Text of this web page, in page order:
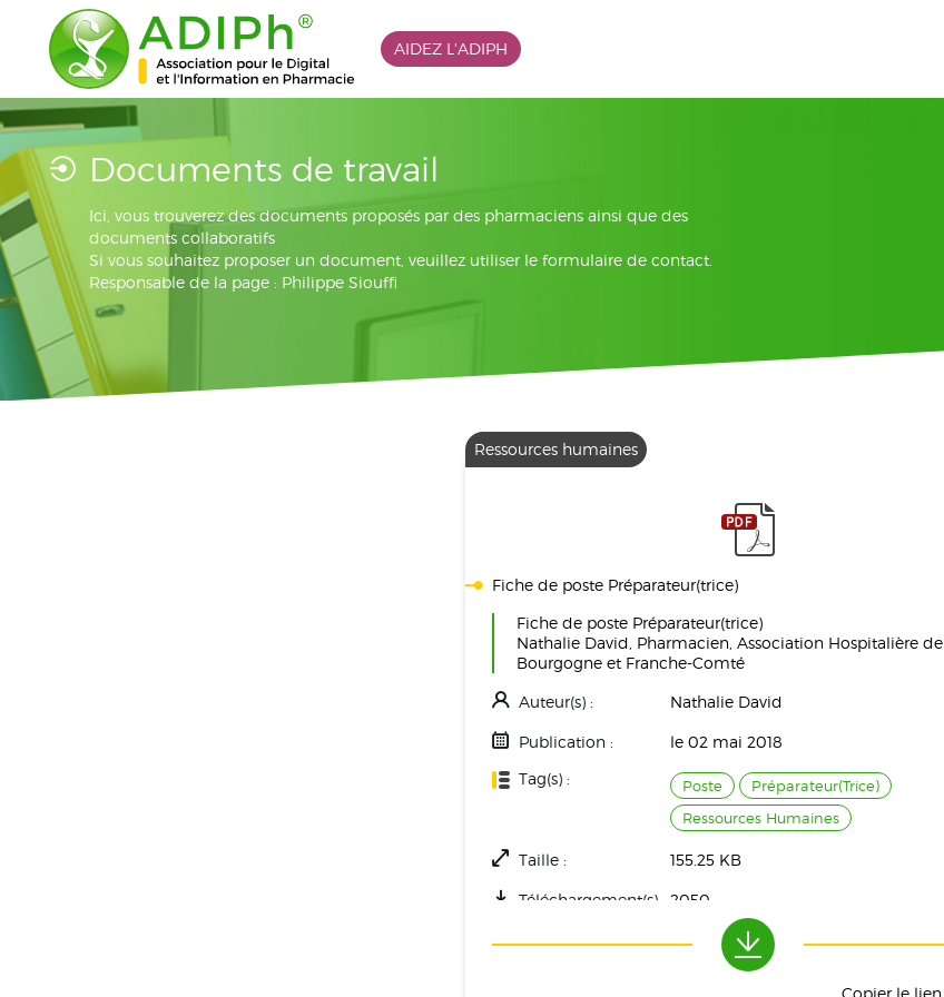
AIDEZ L'ADIPH
Documents de travail
Ici, vous trouverez des documents proposés par des pharmaciens ainsi que des
documents collaboratifs
Si vous souhaitez proposer un document, veuillez utiliser le formulaire de contact.
Responsable de la page : Philippe Siouffi
Ressources humaines
Fiche de poste Préparateur(trice)
Fiche de poste Préparateur(trice)
Nathalie David, Pharmacien, Association Hospitalière de
Bourgogne et Franche-Comté
Auteur(s) : Nathalie David
Publication :
le 02 mai 2018
Tag(s) :
Poste
Préparateur(Trice)
Ressources Humaines
Taille : 155.25 KB
Téléchargement(s) : 2050
Copier le lien